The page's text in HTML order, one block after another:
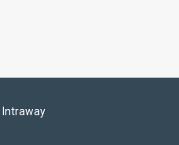
Intraway